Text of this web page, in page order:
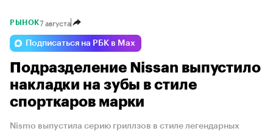
РЫНОК7 августа
Подписаться на РБК в Max
Подразделение Nissan выпустило
накладки на зубы в стиле
спорткаров марки
Nismo выпустила серию гриллзов в стиле легендарных